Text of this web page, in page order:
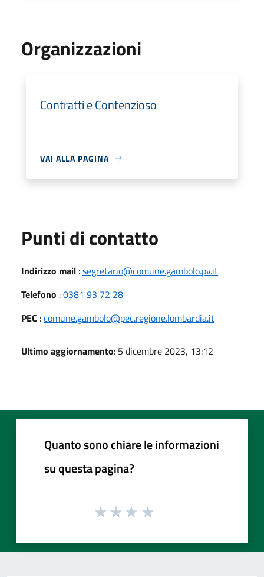
Organizzazioni
Contratti e Contenzioso
VAI ALLA PAGINA
Punti di contatto
Indirizzo mail :segretario@comune.gambolo.pv.it
Telefono :0381 93 72 28
PEC :comune.gambolo@pec.regione.lombardia.it
Ultimo aggiornamento: 5 dicembre 2023, 13:12
Quanto sono chiare le informazioni
su questa pagina?